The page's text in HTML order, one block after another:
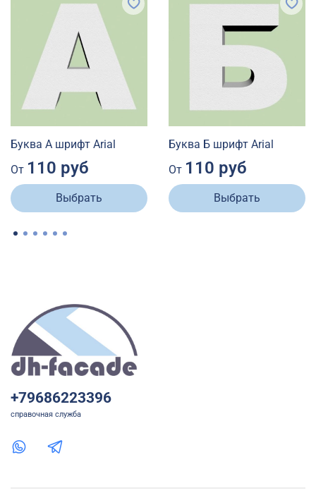
Буква А шрифт Arial
От 110 руб
Выбрать
Буква Б шрифт Arial
От 110 руб
Выбрать
+79686223396
справочная служба